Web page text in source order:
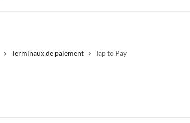
Terminaux de paiement Tap to Pay